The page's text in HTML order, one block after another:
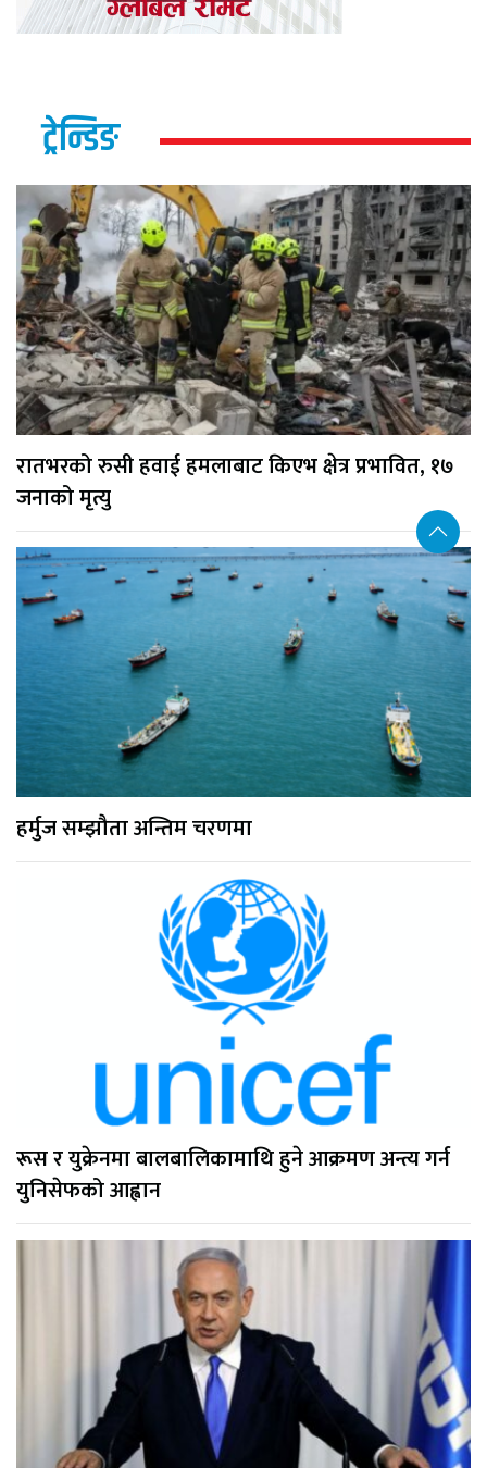
ट्रेन्डिङ
रातभरको रुसी हवाई हमलाबाट किएभ क्षेत्र प्रभावित, १७
जनाको मृत्यु
हर्मुज सम्झौता अन्तिम चरणमा
रूस र युक्रेनमा बालबालिकामाथि हुने आक्रमण अन्त्य गर्न
युनिसेफको आह्वान